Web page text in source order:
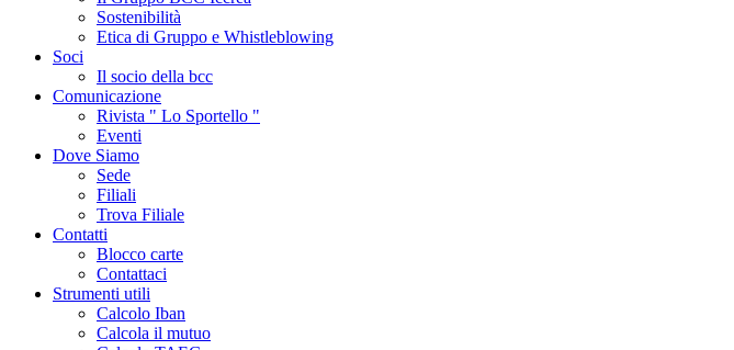
Sostenibilità
Etica di Gruppo e Whistleblowing
Soci
Il socio della bcc
Comunicazione
Rivista " Lo Sportello "
Eventi
Dove Siamo
Sede
Filiali
Trova Filiale
Contatti
Blocco carte
Contattaci
Strumenti utili
Calcolo Iban
Calcola il mutuo